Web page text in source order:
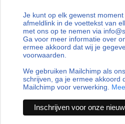
Je kunt op elk gewenst
afmeldlink in de voettekst van
met ons op te nemen via
Ga voor meer informatie over
ermee akkoord dat wij je
voorwaarden.
We gebruiken Mailchimp als
schrijven, ga je ermee akkoord
Mailchimp voor verwerking.